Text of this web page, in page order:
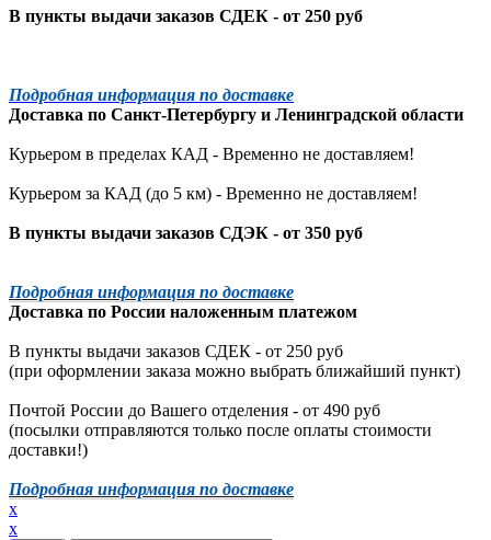
В пункты выдачи заказов СДЕК - от 250 руб
Подробная информация по доставке
Доставка по Санкт-Петербургу и Ленинградской области
Курьером в пределах КАД - Временно не доставляем!
Курьером за КАД (до 5 км) - Временно не доставляем!
В пункты выдачи заказов СДЭК - от 350 руб
Подробная информация по доставке
Доставка по России наложенным платежом
В пункты выдачи заказов СДЕК - от 250 руб
(при оформлении заказа можно выбрать ближайший пункт)
Почтой России до Вашего отделения - от 490 руб
(посылки отправляются только после оплаты стоимости
доставки!)
Подробная информация по доставке
x
x